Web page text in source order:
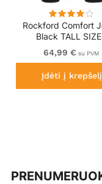
Rockford Comfort
Black TALL
64,99 € su PVM
Įdėti į krepšelį